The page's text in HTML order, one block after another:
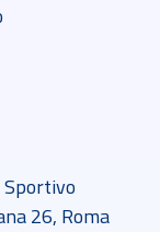
Sportivo
26, Roma